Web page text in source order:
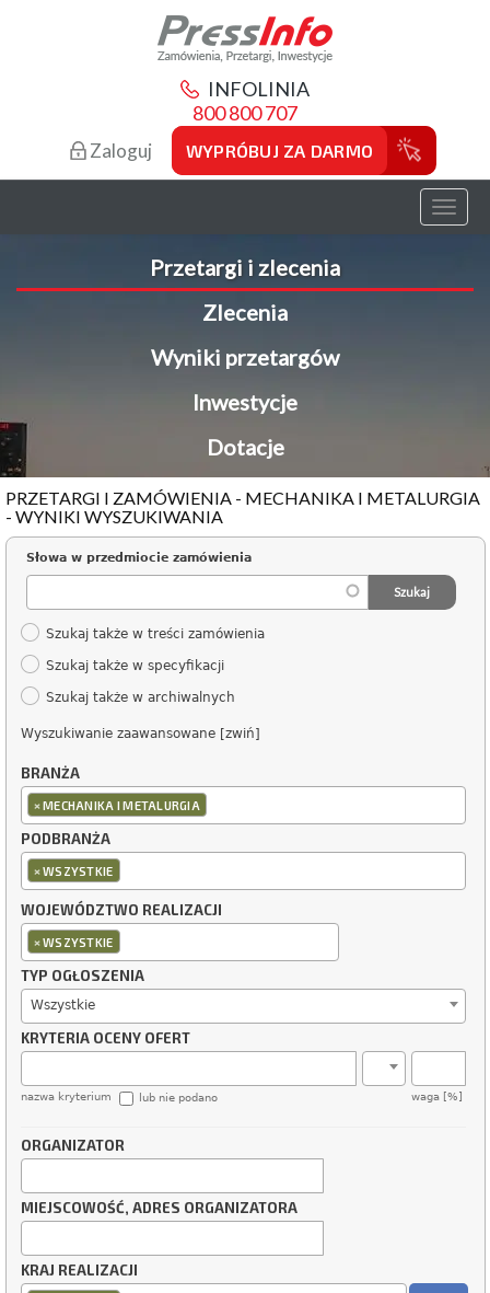
INFOLINIA
800 800 707
Zaloguj WYPRÓBUJ ZA DARMO
Toggle
Przetargi i zlecenia
Zlecenia
Wyniki przetargów
Inwestycje
Dotacje
PRZETARGI I ZAMÓWIENIA - MECHANIKA I METALURGIA
- WYNIKI WYSZUKIWANIA
Słowa w przedmiocie zamówienia
Szukaj także w treści zamówienia
Szukaj także w specyfikacji
Szukaj także w archiwalnych
Wyszukiwanie zaawansowane [zwiń]
BRANŻA
×MECHANIKA I METALURGIA
PODBRANŻA
×WSZYSTKIE
WOJEWÓDZTWO REALIZACJI
×WSZYSTKIE
TYP OGŁOSZENIA
Wszystkie
KRYTERIA OCENY OFERT
nazwa kryterium waga [%]
lub nie podano
ORGANIZATOR
MIEJSCOWOŚĆ, ADRES ORGANIZATORA
KRAJ REALIZACJI